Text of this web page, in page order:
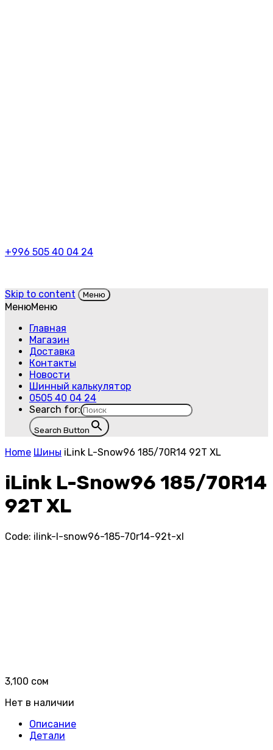
+996 505 40 04 24
Skip to content Меню
МенюМеню
Главная
Магазин
Доставка
Контакты
Новости
Шинный калькулятор
0505 40 04 24
Search for:
Search Button
Home Шины iLink L-Snow96 185/70R14 92T XL
iLink L-Snow96 185/70R14
92T XL
Code: ilink-l-snow96-185-70r14-92t-xl
3,100 сом
Нет в наличии
Описание
Детали